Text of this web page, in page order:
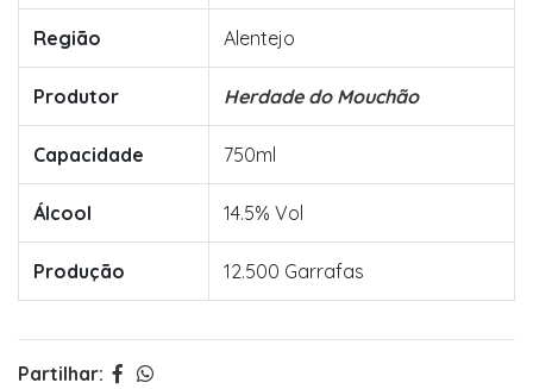
Região Alentejo
Produtor Herdade do Mouchão
Capacidade 750ml
Álcool 14.5% Vol
Produção 12.500 Garrafas
Partilhar: